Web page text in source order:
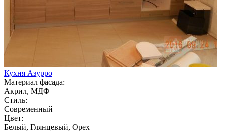
Кухня Азурро
Материал фасада:
Акрил, МДФ
Стиль:
Современный
Цвет:
Белый, Глянцевый, Орех